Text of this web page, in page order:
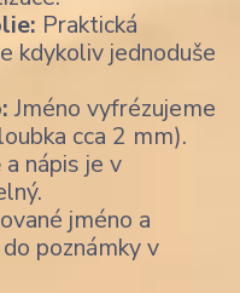
Praktická
kdykoliv jednoduše
Jméno vyfrézujeme
cca 2 mm).
nápis je v
jméno a
poznámky v